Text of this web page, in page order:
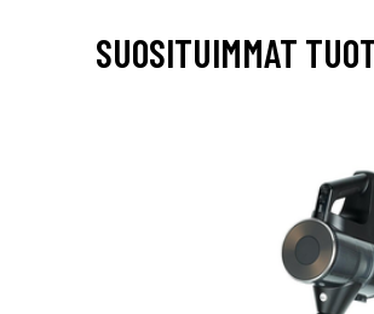
SUOSITUIMMAT